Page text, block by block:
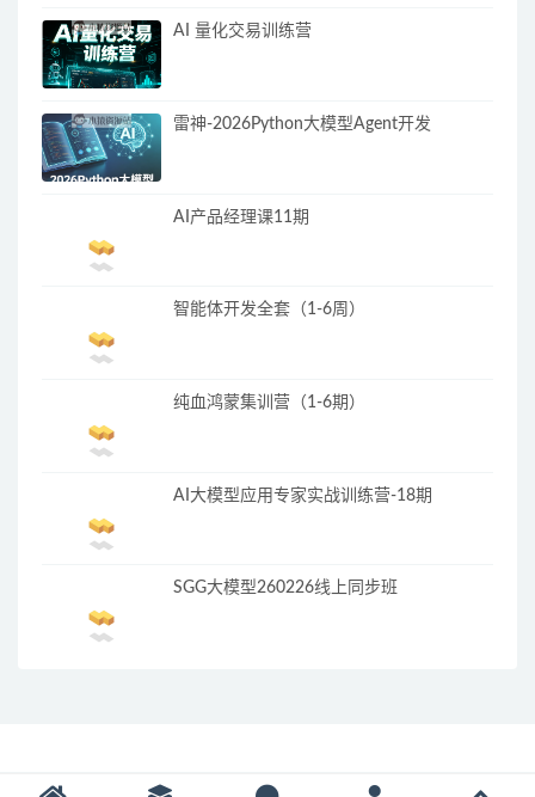
AI 量化交易训练营
雷神-2026Python大模型Agent开发
AI产品经理课11期
智能体开发全套（1-6周）
纯血鸿蒙集训营（1-6期）
AI大模型应用专家实战训练营-18期
SGG大模型260226线上同步班